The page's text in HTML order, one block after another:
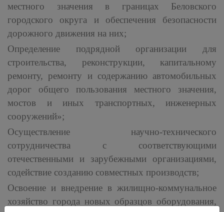
местного значения в границах Беловского
городского округа и обеспечения безопасности
дорожного движения на них;
Определение подрядной организации для
строительства, реконструкции, капитальному
ремонту, ремонту и содержанию автомобильных
дорог общего пользования местного значения,
мостов и иных транспортных, инженерных
сооружений»;
Осуществление научно-технического
сотрудничества с соответствующими
отечественными и зарубежными организациями,
содействие созданию совместных производств;
Освоение и внедрение в жилищно-коммунальное
хозяйство города новых образцов оборудования,